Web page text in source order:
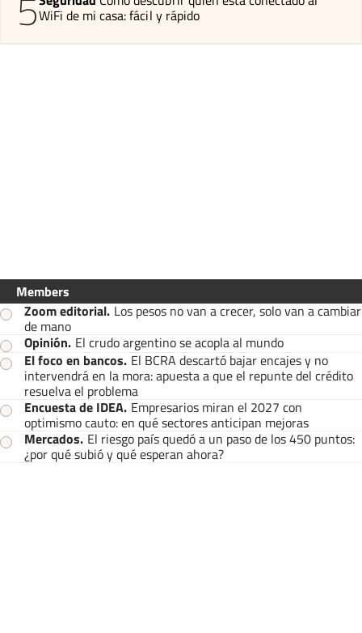
WiFi de mi casa: fácil y rápido
Members
Zoom editorial. Los pesos no van a crecer, solo van a cambiar
de mano
Opinión. El crudo argentino se acopla al mundo
El foco en bancos. El BCRA descartó bajar encajes y no
intervendrá en la mora: apuesta a que el repunte del crédito
resuelva el problema
Encuesta de IDEA. Empresarios miran el 2027 con
optimismo cauto: en qué sectores anticipan mejoras
Mercados. El riesgo país quedó a un paso de los 450 puntos:
¿por qué subió y qué esperan ahora?